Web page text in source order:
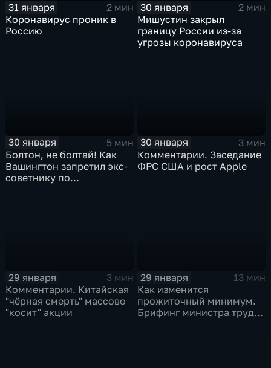
31 января
2 мин
Коронавирус проник в
Россию
30 января
2 мин
Мишустин закрыл
границу России из-за
угрозы коронавируса
30 января
5 мин
Болтон, не болтай! Как
Вашингтон запретил экс-
советнику по
30 января
3 мин
Комментарии. Заседание
ФРС США и рост Apple
29 января
3 мин
Комментарии. Китайская
"чёрная смерть" массово
"косит" акции
29 января
13 мин
Как изменится
прожиточный минимум.
Брифинг министра труда